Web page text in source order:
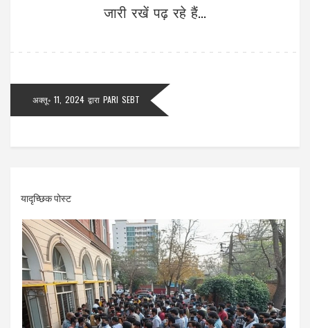
जारी रखें पढ़ रहे हैं...
अक्तू॰ 11, 2024 द्वारा PARI SEBT
यादृच्छिक पोस्ट